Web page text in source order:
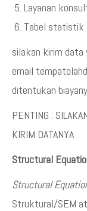
Layanan
Tabel statistik
silakan kirim data
email
ditentukan
PENTING :
KIRIM DATANYA
Structural
Structural
Struktural/SEM